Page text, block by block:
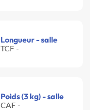
Longueur - salle
TCF -
Poids (3 kg) - salle
CAF -